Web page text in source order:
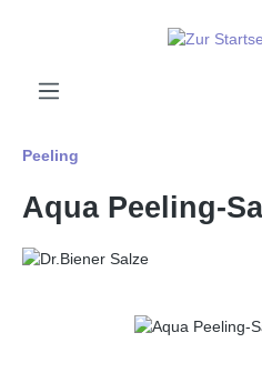
Peeling
Aqua Peeling-
Bildergalerie überspringen